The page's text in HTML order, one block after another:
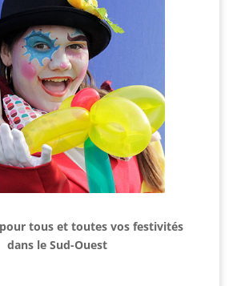
tous et toutes vos festivités
dans le Sud-Ouest